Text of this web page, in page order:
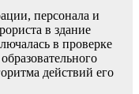
персонала и
в здание
в проверке
действий его